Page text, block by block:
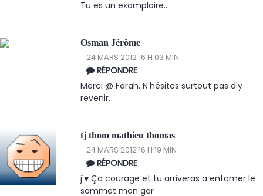
Tu es un examplaire....
Osman Jérôme
24 MARS 2012 16 H 03 MIN
RÉPONDRE
Merci @ Farah. N'hésites surtout pas d'y
revenir.
tj thom mathieu thomas
24 MARS 2012 16 H 19 MIN
RÉPONDRE
j'♥ Ça courage et tu arriveras a entamer le
sommet mon gar